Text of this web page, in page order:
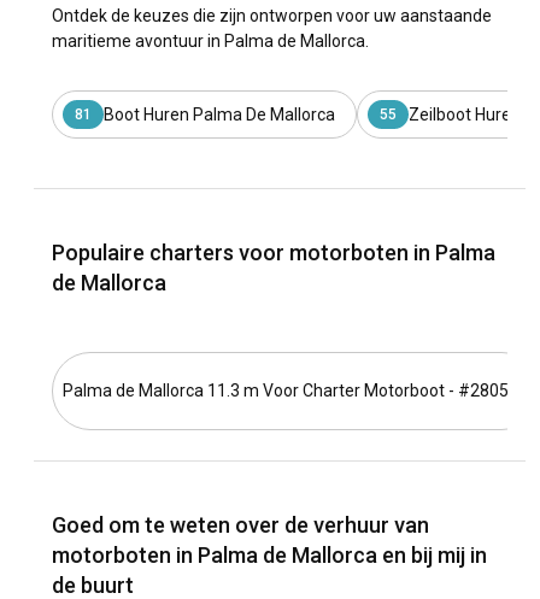
Ontdek de keuzes die zijn ontworpen voor uw aanstaande
maritieme avontuur in Palma de Mallorca.
81 Boot Huren Palma De Mallorca 55 Zeilboot Huren
Populaire charters voor motorboten in Palma
de Mallorca
Palma de Mallorca 11.3 m Voor Charter Motorboot - #28058
Goed om te weten over de verhuur van
motorboten in Palma de Mallorca en bij mij in
de buurt